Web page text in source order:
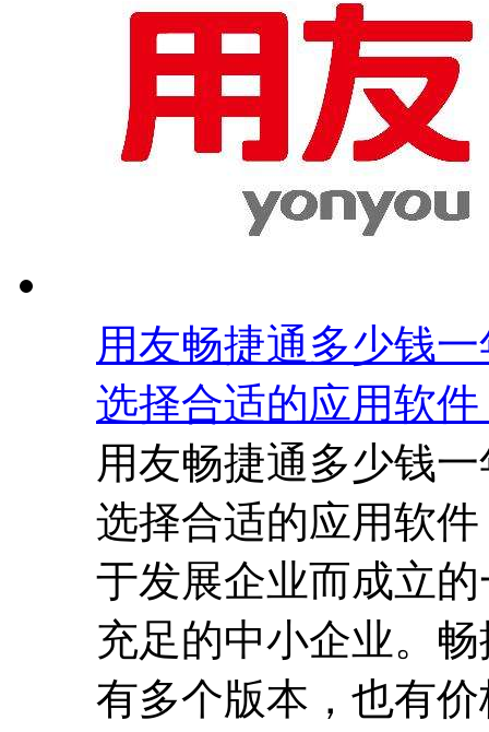
用友畅捷通多少钱
选择合适的应用软件
用友畅捷通多少钱
选择合适的应用软
于发展企业而成立
充足的中小企业。
有多个版本，也有